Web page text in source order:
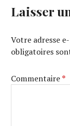
Laisser
Votre adresse
obligatoires
Commentaire*